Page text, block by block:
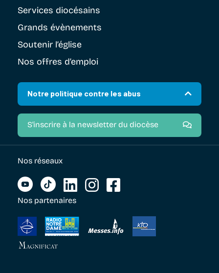
Services diocésains
Grands évènements
Soutenir l’église
Nos offres d’emploi
Notre politique contre les abus
S'inscrire à la newsletter du diocèse
Nos réseaux
Nos partenaires